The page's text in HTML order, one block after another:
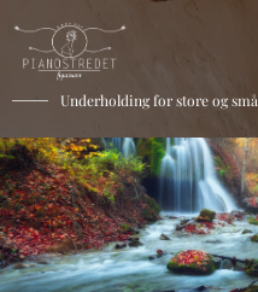
Underholding for store og små